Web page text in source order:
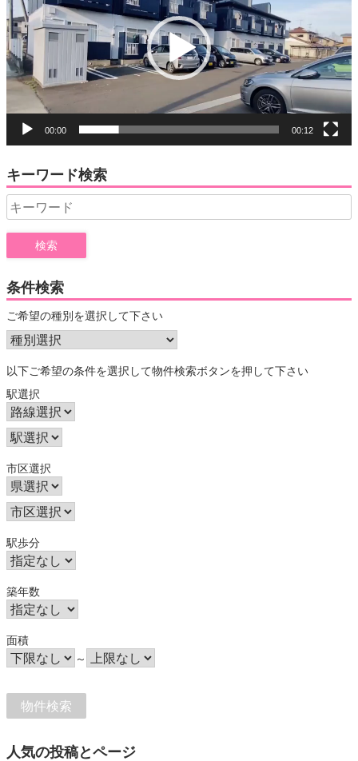
レ
ー
ヤ
ー
00:00 00:12
キーワード検索
Search
for:
条件検索
ご希望の種別を選択して下さい
以下ご希望の条件を選択して物件検索ボタンを押して下さい
駅選択
市区選択
駅歩分
築年数
面積
～
人気の投稿とページ